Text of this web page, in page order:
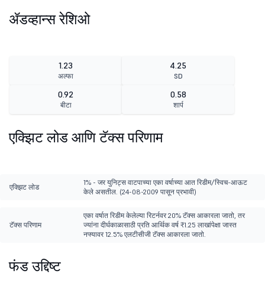
ॲडव्हान्स रेशिओ
1.23
अल्फा
4.25
SD
0.92
बीटा
0.58
शार्प
एक्झिट लोड आणि टॅक्स परिणाम
एक्झिट लोड
1% - जर युनिट्स वाटपाच्या एका वर्षाच्या आत रिडीम/स्विच-आऊट
केले असतील. (24-08-2009 पासून प्रभावी)
टॅक्स परिणाम
एका वर्षात रिडीम केलेल्या रिटर्नवर 20% टॅक्स आकारला जातो, तर
ज्यांना दीर्घकाळासाठी प्रति आर्थिक वर्ष ₹1.25 लाखांपेक्षा जास्त
नफ्यावर 12.5% एलटीसीजी टॅक्स आकारला जातो.
फंड उद्दिष्ट